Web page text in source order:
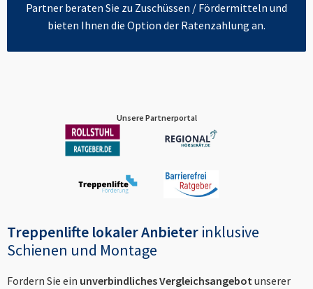
Partner beraten Sie zu Zuschüssen / Fördermitteln und
bieten Ihnen die Option der Ratenzahlung an.
Unsere Partnerportal
Treppenlifte lokaler Anbieter inklusive
Schienen und Montage
Fordern Sie ein unverbindliches Vergleichsangebotunserer